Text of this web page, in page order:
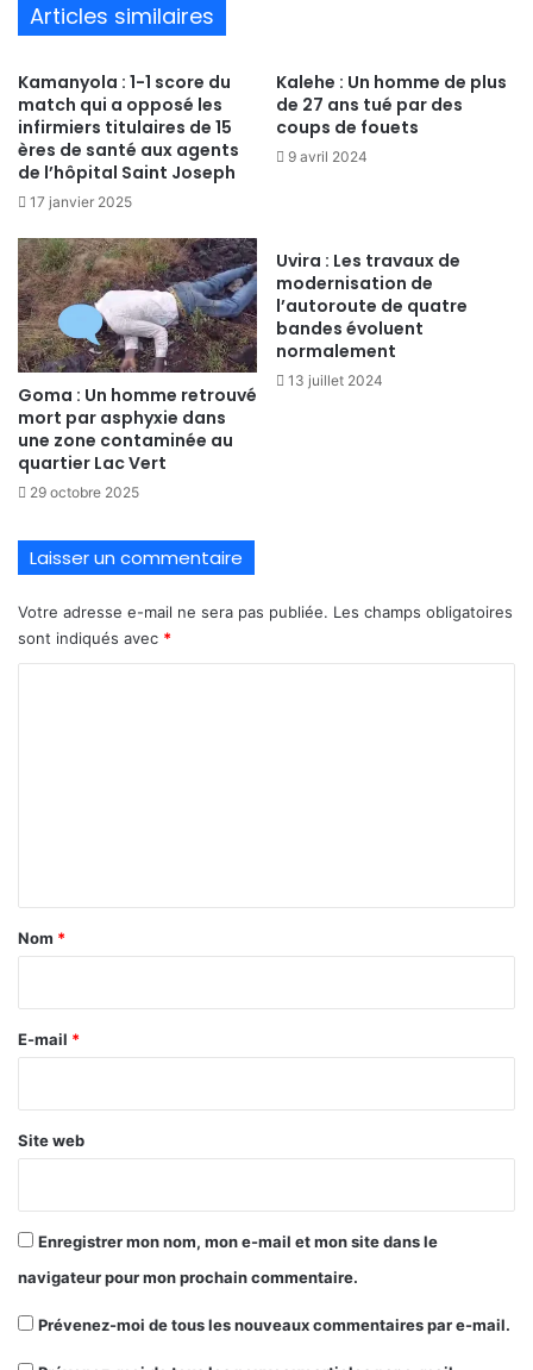
Articles similaires
Kamanyola : 1-1 score du
match qui a opposé les
infirmiers titulaires de 15
ères de santé aux agents
de l’hôpital Saint Joseph
17 janvier 2025
Kalehe : Un homme de plus
de 27 ans tué par des
coups de fouets
9 avril 2024
Goma : Un homme retrouvé
mort par asphyxie dans
une zone contaminée au
quartier Lac Vert
29 octobre 2025
Uvira : Les travaux de
modernisation de
l’autoroute de quatre
bandes évoluent
normalement
13 juillet 2024
Laisser un commentaire
Votre adresse e-mail ne sera pas publiée. Les champs obligatoires
sont indiqués avec *
a
e
Nom *
E-mail *
Site web
Enregistrer mon nom, mon e-mail et mon site dans le
navigateur pour mon prochain commentaire.
Prévenez-moi de tous les nouveaux commentaires par e-mail.